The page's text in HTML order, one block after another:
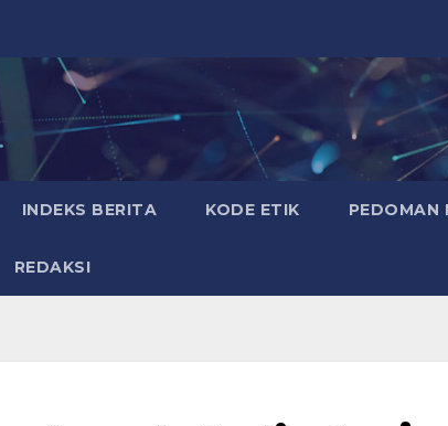
INDEKS BERITA KODE ETIK PEDOMAN
REDAKSI